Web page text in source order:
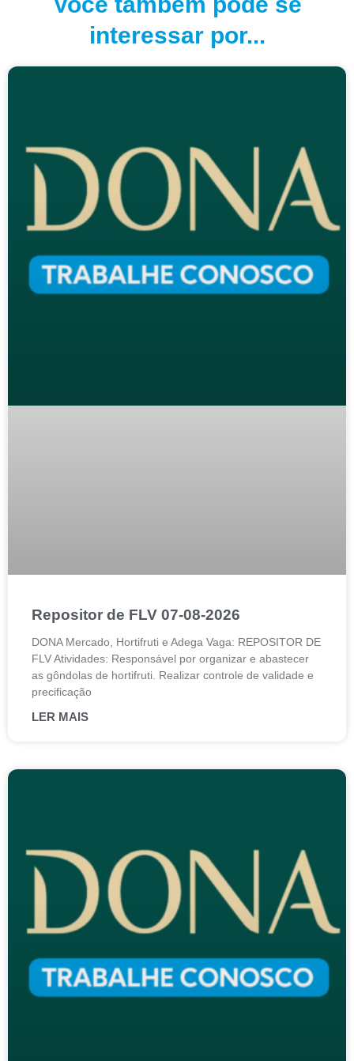
interessar por...
Repositor de FLV 07-08-2026
DONA Mercado, Hortifruti e Adega Vaga: REPOSITOR DE
FLV Atividades: Responsável por organizar e abastecer
as gôndolas de hortifruti. Realizar controle de validade e
precificação
LER MAIS